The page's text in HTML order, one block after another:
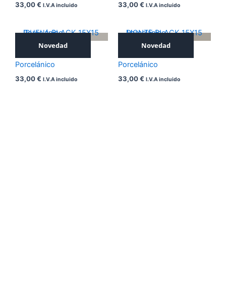
33,00€ I.V.A incluido 33,00€ I.V.A incluido
Novedad
Porcelánico
33,00€ I.V.A incluido
Novedad
Porcelánico
33,00€ I.V.A incluido